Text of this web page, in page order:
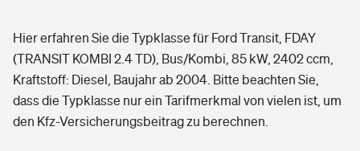
Erwerbsunfähigkeitsversicherung
Grundfähigkeitsversicherung
Arbeitsrechtsschutz
Berufshaftpflichtversicherung
Elementarversicherung
Freizeit
Pri­vate Haft­pflicht­
Gesundheit
Hier erfahren Sie die Typklasse für Ford Transit, FDAY
(TRANSIT KOMBI 2.4 TD), Bus/Kombi, 85 kW, 2402 ccm,
Kraftstoff: Diesel, Baujahr ab 2004. Bitte beachten Sie,
dass die Typklasse nur ein Tarifmerkmal von vielen ist, um
den Kfz-Versicherungsbeitrag zu berechnen.